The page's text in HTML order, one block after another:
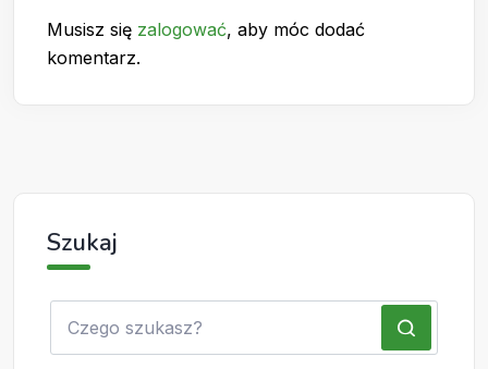
Musisz się zalogować, aby móc dodać
komentarz.
Szukaj